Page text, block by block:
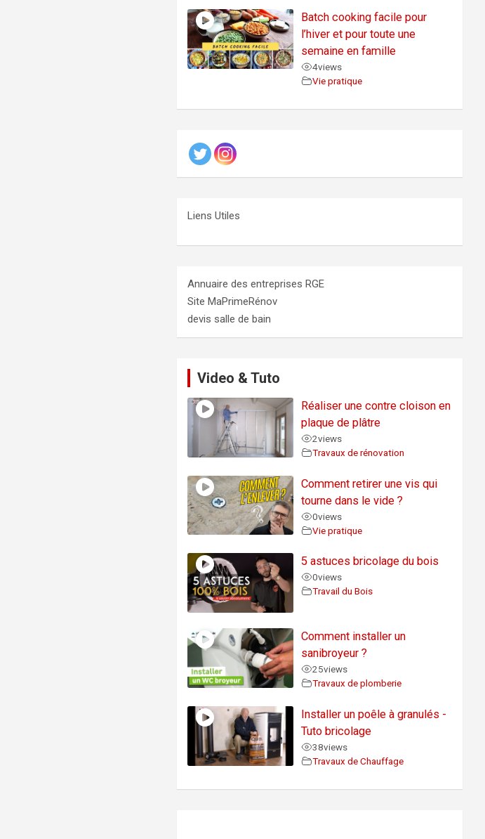
Batch cooking facile pour
l’hiver et pour toute une
semaine en famille
4views
Vie pratique
Liens Utiles
Annuaire des entreprises RGE
Site MaPrimeRénov
devis salle de bain
Video & Tuto
Réaliser une contre cloison en
plaque de plâtre
2views
Travaux de rénovation
Comment retirer une vis qui
tourne dans le vide ?
0views
Vie pratique
5 astuces bricolage du bois
0views
Travail du Bois
Comment installer un
sanibroyeur ?
25views
Travaux de plomberie
Installer un poêle à granulés -
Tuto bricolage
38views
Travaux de Chauffage